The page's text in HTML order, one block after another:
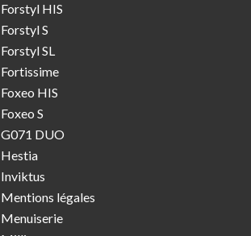
Forstyl HIS
Forstyl S
Forstyl SL
Fortissime
Foxeo HIS
Foxeo S
G071 DUO
Hestia
Inviktus
Mentions légales
Menuiserie